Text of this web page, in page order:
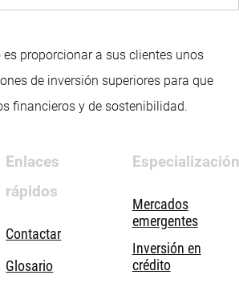
es proporcionar a sus clientes unos
de inversión superiores para que
financieros y de sostenibilidad.
Enlaces
rápidos
Contactar
Glosario
Especialización
Mercados
emergentes
Inversión en
crédito